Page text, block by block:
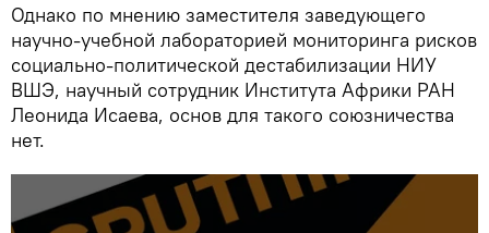
Однако по мнению заместителя заведующего
научно-учебной лабораторией мониторинга рисков
социально-политической дестабилизации НИУ
ВШЭ, научный сотрудник Института Африки РАН
Леонида Исаева, основ для такого союзничества
нет.